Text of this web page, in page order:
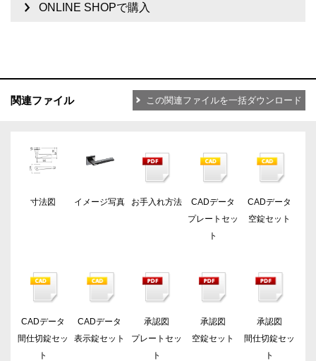
ONLINE SHOPで購入
関連ファイル この関連ファイルを一括ダウンロード
寸法図 イメージ写真 お手入れ方法
CADデータ
プレートセッ
ト
CADデータ
空錠セット
CADデータ
間仕切錠セッ
ト
CADデータ
表示錠セット
承認図
プレートセッ
ト
承認図
空錠セット
承認図
間仕切錠セッ
ト